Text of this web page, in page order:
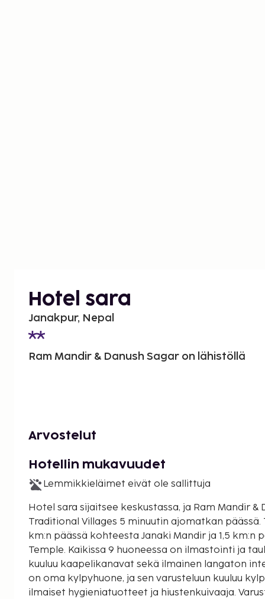
Hotel sara
Janakpur, Nepal
Ram Mandir & Danush Sagar on lähistöllä
Arvostelut
Hotellin mukavuudet
Lemmikkieläimet eivät ole sallittuja
Hotel sara sijaitsee keskustassa, ja Ram Mandir & Danush Sagar ja
Traditional Villages 5 minuutin ajomatkan päässä. Tämä hotelli sijaitsee 1,3
km:n päässä kohteesta Janaki Mandir ja 1,5 km:n
Temple. Kaikissa 9 huoneessa on ilmastointi ja
kuuluu kaapelikanavat sekä ilmainen langaton
on oma kylpyhuone, ja sen varusteluun kuuluu
ilmaiset hygieniatuotteet ja hiustenkuivaaja.